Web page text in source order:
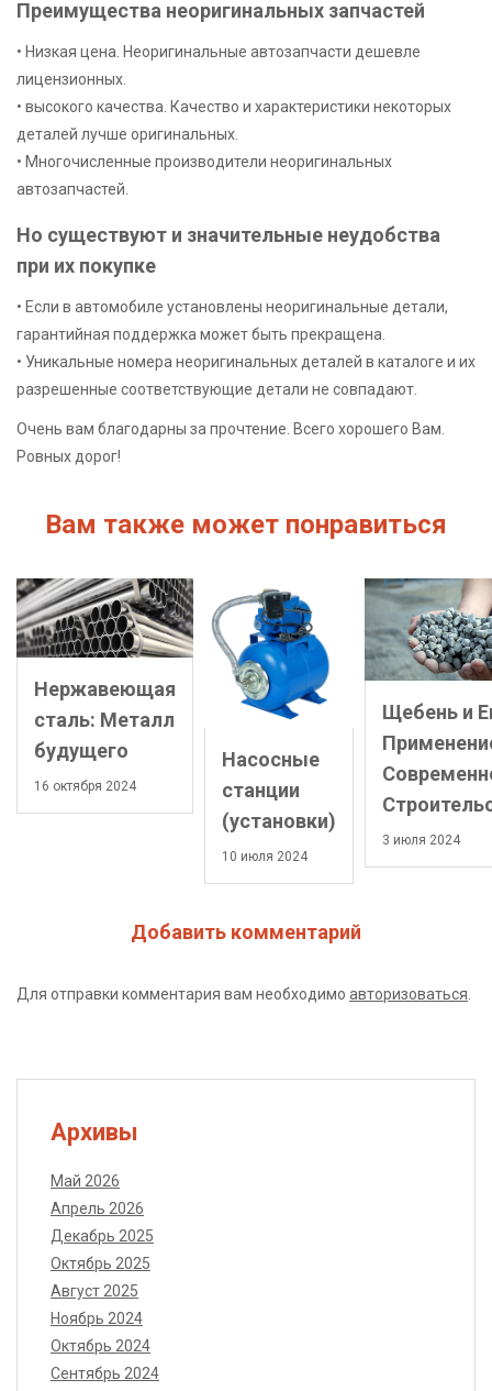
Преимущества неоригинальных запчастей
• Низкая цена. Неоригинальные автозапчасти дешевле
лицензионных.
• высокого качества. Качество и характеристики некоторых
деталей лучше оригинальных.
• Многочисленные производители неоригинальных
автозапчастей.
Но существуют и значительные неудобства
при их покупке
• Если в автомобиле установлены неоригинальные детали,
гарантийная поддержка может быть прекращена.
• Уникальные номера неоригинальных деталей в каталоге и их
разрешенные соответствующие детали не совпадают.
Очень вам благодарны за прочтение. Всего хорошего Вам.
Ровных дорог!
Вам также может понравиться
Нержавеющая
сталь: Металл
будущего
16 октября 2024
Насосные
станции
(установки)
10 июля 2024
Щебень и
3 июля 2024
Добавить комментарий
Для отправки комментария вам необходимо авторизоваться
Архивы
Май 2026
Апрель 2026
Декабрь 2025
Октябрь 2025
Август 2025
Ноябрь 2024
Октябрь 2024
Сентябрь 2024